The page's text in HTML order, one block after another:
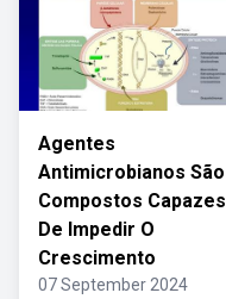
Agentes
Antimicrobianos São
Compostos Capazes
De Impedir O
Crescimento
07 September 2024